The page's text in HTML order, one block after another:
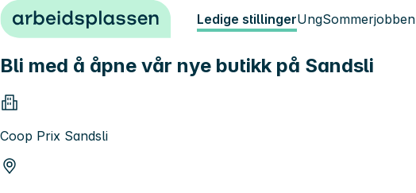
Hopp til innhold Ledige stillingerUngSommerjobben
Bli med å åpne vår nye butikk på Sandsli
Coop Prix Sandsli